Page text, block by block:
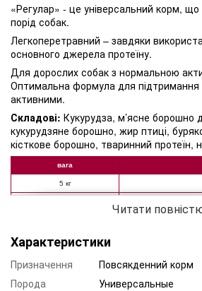
«Регулар» - це універсальний корм, що
порід собак.
Легкоперетравний – завдяки
основного джерела протеїну.
Для дорослих собак з нормальною
Оптимальна формула для
активними.
Складові: Кукурудза, м’ясне борошно
кукурудзяне борошно, жир птиці,
кісткове борошно, тваринний протеїн,
вага
5 кг
35 кг
Читати
Характеристики
Призначення
Повсякденний корм
Порода
Универсальные